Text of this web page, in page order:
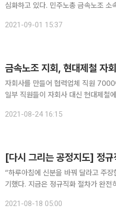
심화하고 있다. 민주노총 금속노조
보인다. 현대제철은 1일 △현대
2021-09-01 15:37
금속노조 지회, 현대제철 자
자회사를 만들어 협력업체 직원
일부 직원들이 자회사 대신 현대제철
직지회는 24일 현대제철 당진제철소
2021-08-24 16:15
[다시 그리는 공정지도] 정
“하루아침에 신분을 바꿔 달라고 주
기했다. 지금은 정규직화 절차가 완전히 중단
안검색원 노동자들의 인천국제공항
2021-08-18 05:00